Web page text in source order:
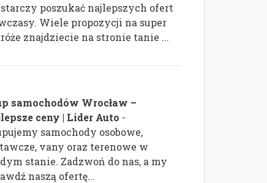
poszukać najlepszych ofert
Wiele propozycji na super
znajdziecie na stronie tanie ...
samochodów Wrocław –
ceny | Lider Auto -
samochody osobowe,
vany oraz terenowe w
stanie. Zadzwoń do nas, a my
naszą ofertę...